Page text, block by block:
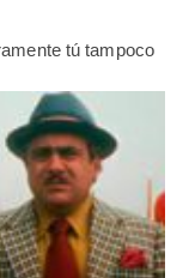
tú tampoco